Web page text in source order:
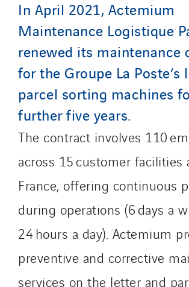
In April 2021, Actemium
Maintenance Logistique
renewed its maintenance
for the Groupe La Poste’s
parcel sorting machines
further five years.
The contract involves 110
across 15 customer facilities
France, offering continuous
during operations (6 days a
24 hours a day). Actemium
preventive and corrective
services on the letter and
Roiret Transport
Saga Tertiaire
Salendre Réseaux
Santerne Alsace
Santerne Angouleme
Santerne Aquitaine
Santerne Champagne Ardenne
Santerne Fluides
Santerne IDF
Santerne Marseille
Santerne Tertiaire et Santé
Sarrasola
Schoro Electricité
Schuh Bodentechnik
SCIE Puy de Dome